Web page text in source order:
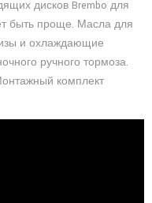
дисков Brembo для
быть проще. Масла для
и охлаждающие
ручного тормоза.
комплект